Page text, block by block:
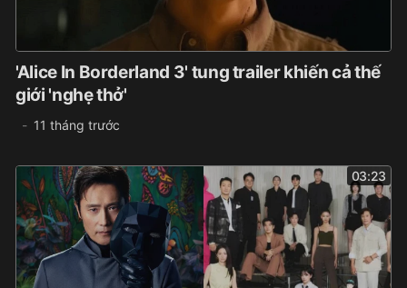
'Alice In Borderland 3' tung trailer khiến cả thế
giới 'nghẹ thở'
11 tháng trước
03:23